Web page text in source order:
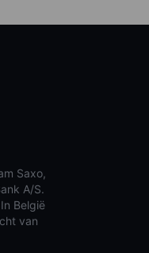
Saxo,
A/S.
België
van